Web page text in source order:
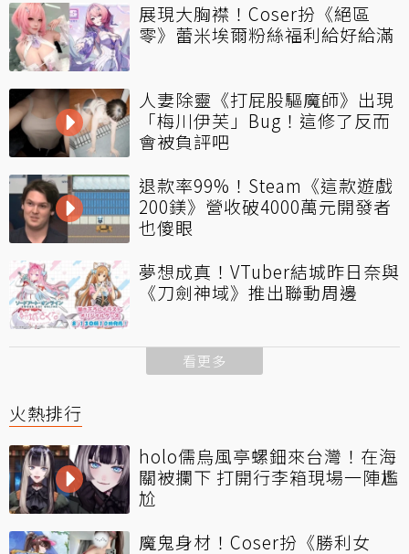
展現大胸襟！Coser扮《絕區
零》蕾米埃爾粉絲福利給好給滿
人妻除靈《打屁股驅魔師》出現
「梅川伊芙」Bug！這修了反而
會被負評吧
退款率99%！Steam《這款遊戲
200鎂》營收破4000萬元開發者
也傻眼
夢想成真！VTuber結城昨日奈與
《刀劍神域》推出聯動周邊
看更多
火熱排行
holo儒烏風亭螺鈿來台灣！在海
關被攔下 打開行李箱現場一陣尷
尬
魔鬼身材！Coser扮《勝利女